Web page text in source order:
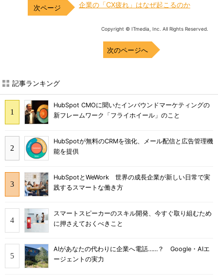
企業の「CX疲れ」はなぜ起こるのか
Copyright © ITmedia, Inc. All Rights Reserved.
次のページへ
記事ランキング
HubSpot CMOに聞いたインバウンドマーケティングの
新フレームワーク「フライホイール」のこと
HubSpotが無料のCRMを強化、メール配信と広告管理機
能を提供
HubSpotとWeWork 世界の成長企業が新しい日常で実
践するスマートな働き方
スマートスピーカーのスキル開発、今すぐ取り組むため
に押さえておくべきこと
AIがあなたの代わりに企業へ電話……？ Google・AIエ
ージェントの実力